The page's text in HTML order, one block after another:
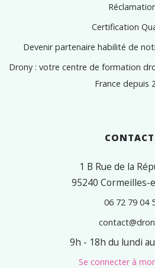
Certification
Devenir partenaire habilité de
Drony : votre centre de formation
France depuis
1 B Rue de la
95240 Cormeilles-
06 72 79 04
9h - 18h du lundi
Se connecter à